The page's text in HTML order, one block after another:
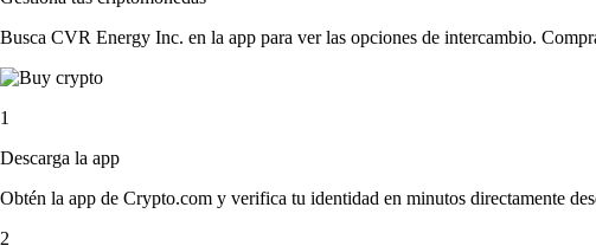
Busca CVR Energy Inc. en la app para ver las opciones de intercambio.
1
Descarga la app
Obtén la app de Crypto.com y verifica tu identidad en minutos directamente
2